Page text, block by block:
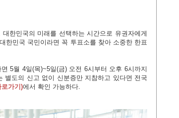
한민국의 미래를 선택하는 시간으로 유권자에게
한민국 국민이라면 꼭 투표소를 찾아 소중한 한표
5월 4일(목)~5일(금) 오전 6시부터 오후 6시까지
별도의 신고 없이 신분증만 지참하고 있다면 전국
로가기 )에서 확인 가능하다.